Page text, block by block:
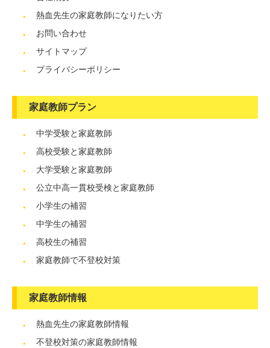
熱血先生の家庭教師になりたい方
お問い合わせ
サイトマップ
プライバシーポリシー
家庭教師プラン
中学受験と家庭教師
高校受験と家庭教師
大学受験と家庭教師
公立中高一貫校受検と家庭教師
小学生の補習
中学生の補習
高校生の補習
家庭教師で不登校対策
家庭教師情報
熱血先生の家庭教師情報
不登校対策の家庭教師情報